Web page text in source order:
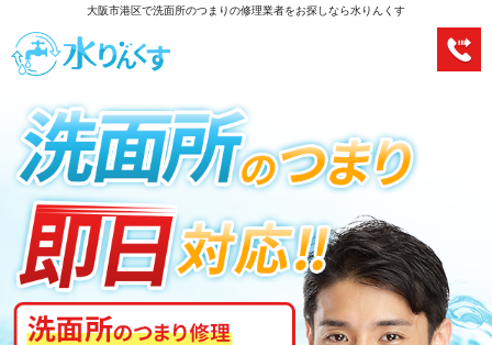
大阪市港区で洗面所のつまりの修理業者をお探しなら水りんくす